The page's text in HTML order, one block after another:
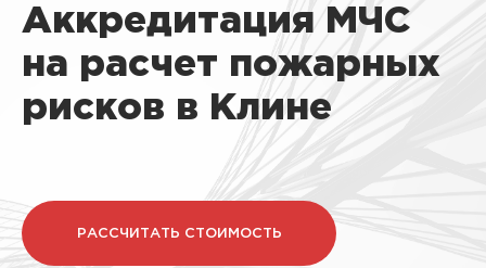
Аккредитация МЧС
на расчет пожарных
рисков в Клине
РАССЧИТАТЬ СТОИМОСТЬ